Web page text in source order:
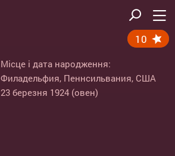
10
Місце і дата народження:
Филадельфия, Пеннсильвания, США
23 березня 1924 (овен)